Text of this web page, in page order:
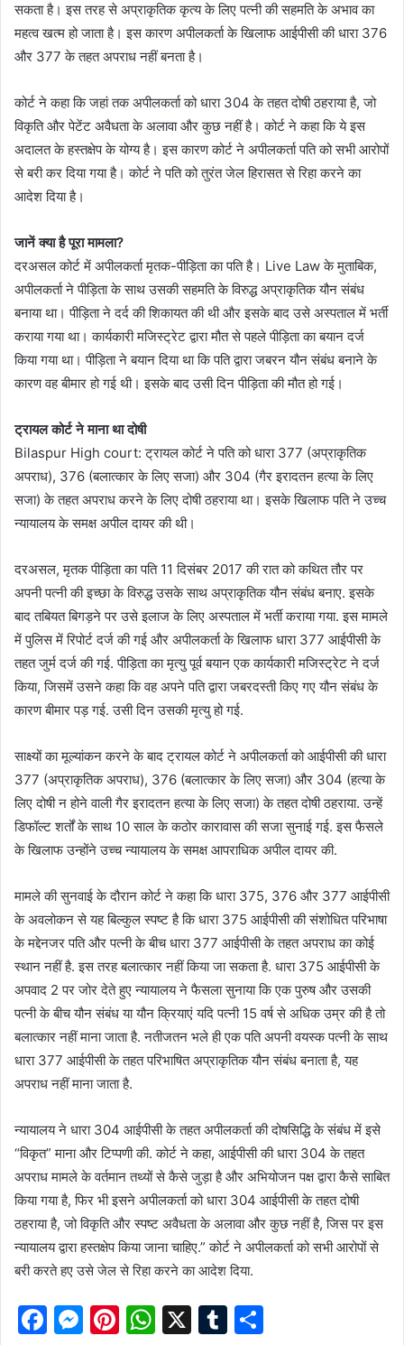
सकता है। इस तरह से अप्राकृतिक कृत्य के लिए पत्नी की सहमति के अभाव का
महत्व खत्म हो जाता है। इस कारण अपीलकर्ता के खिलाफ आईपीसी की धारा 376
और 377 के तहत अपराध नहीं बनता है।
कोर्ट ने कहा कि जहां तक अपीलकर्ता को धारा 304 के तहत दोषी ठहराया है, जो
विकृति और पेटेंट अवैधता के अलावा और कुछ नहीं है। कोर्ट ने कहा कि ये इस
अदालत के हस्तक्षेप के योग्य है। इस कारण कोर्ट ने अपीलकर्ता पति को सभी आरोपों
से बरी कर दिया गया है। कोर्ट ने पति को तुरंत जेल हिरासत से रिहा करने का
आदेश दिया है।
जानें क्या है पूरा मामला?
दरअसल कोर्ट में अपीलकर्ता मृतक-पीड़िता का पति है। Live Law के मुताबिक,
अपीलकर्ता ने पीड़िता के साथ उसकी सहमति के विरुद्ध अप्राकृतिक यौन संबंध
बनाया था। पीड़िता ने दर्द की शिकायत की थी और इसके बाद उसे अस्पताल में भर्ती
कराया गया था। कार्यकारी मजिस्ट्रेट द्वारा मौत से पहले पीड़िता का बयान दर्ज
किया गया था। पीड़िता ने बयान दिया था कि पति द्वारा जबरन यौन संबंध बनाने के
कारण वह बीमार हो गई थी। इसके बाद उसी दिन पीड़िता की मौत हो गई।
ट्रायल कोर्ट ने माना था दोषी
Bilaspur High court: ट्रायल कोर्ट ने पति को धारा 377 (अप्राकृतिक
अपराध), 376 (बलात्कार के लिए सजा) और 304 (गैर इरादतन हत्या के लिए
सजा) के तहत अपराध करने के लिए दोषी ठहराया था। इसके खिलाफ पति ने उच्च
न्यायालय के समक्ष अपील दायर की थी।
दरअसल, मृतक पीड़िता का पति 11 दिसंबर 2017 की रात को कथित तौर पर
अपनी पत्नी की इच्छा के विरुद्ध उसके साथ अप्राकृतिक यौन संबंध बनाए. इसके
बाद तबियत बिगड़ने पर उसे इलाज के लिए अस्पताल में भर्ती कराया गया. इस मामले
में पुलिस में रिपोर्ट दर्ज की गई और अपीलकर्ता के खिलाफ धारा 377 आईपीसी के
तहत जुर्म दर्ज की गई. पीड़िता का मृत्यु पूर्व बयान एक कार्यकारी मजिस्ट्रेट ने दर्ज
किया, जिसमें उसने कहा कि वह अपने पति द्वारा जबरदस्ती किए गए यौन संबंध के
कारण बीमार पड़ गई. उसी दिन उसकी मृत्यु हो गई.
साक्ष्यों का मूल्यांकन करने के बाद ट्रायल कोर्ट ने अपीलकर्ता को आईपीसी की धारा
377 (अप्राकृतिक अपराध), 376 (बलात्कार के लिए सजा) और 304 (हत्या के
लिए दोषी न होने वाली गैर इरादतन हत्या के लिए सजा) के तहत दोषी ठहराया. उन्हें
डिफॉल्ट शर्तों के साथ 10 साल के कठोर कारावास की सजा सुनाई गई. इस फैसले
के खिलाफ उन्होंने उच्च न्यायालय के समक्ष आपराधिक अपील दायर की.
मामले की सुनवाई के दौरान कोर्ट ने कहा कि धारा 375, 376 और 377 आईपीसी
के अवलोकन से यह बिल्कुल स्पष्ट है कि धारा 375 आईपीसी की संशोधित परिभाषा
के मद्देनजर पति और पत्नी के बीच धारा 377 आईपीसी के तहत अपराध का कोई
स्थान नहीं है. इस तरह बलात्कार नहीं किया जा सकता है. धारा 375 आईपीसी के
अपवाद 2 पर जोर देते हुए न्यायालय ने फैसला सुनाया कि एक पुरुष और उसकी
पत्नी के बीच यौन संबंध या यौन क्रियाएं यदि पत्नी 15 वर्ष से अधिक उम्र की है तो
बलात्कार नहीं माना जाता है. नतीजतन भले ही एक पति अपनी वयस्क पत्नी के साथ
धारा 377 आईपीसी के तहत परिभाषित अप्राकृतिक यौन संबंध बनाता है, यह
अपराध नहीं माना जाता है.
न्यायालय ने धारा 304 आईपीसी के तहत अपीलकर्ता की दोषसिद्धि के संबंध में इसे
“विकृत” माना और टिप्पणी की. कोर्ट ने कहा, आईपीसी की धारा 304 के तहत
अपराध मामले के वर्तमान तथ्यों से कैसे जुड़ा है और अभियोजन पक्ष द्वारा कैसे साबित
किया गया है, फिर भी इसने अपीलकर्ता को धारा 304 आईपीसी के तहत दोषी
ठहराया है, जो विकृति और स्पष्ट अवैधता के अलावा और कुछ नहीं है, जिस पर इस
न्यायालय द्वारा हस्तक्षेप किया जाना चाहिए.” कोर्ट ने अपीलकर्ता को सभी आरोपों से
बरी करते हए उसे जेल से रिहा करने का आदेश दिया.
F
M Pi W X
T